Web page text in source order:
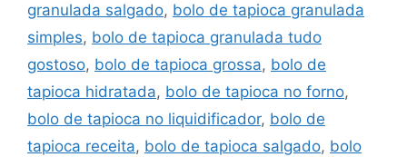
granulada salgado, bolo de tapioca granulada
simples, bolo de tapioca granulada tudo
gostoso, bolo de tapioca grossa, bolo de
tapioca hidratada, bolo de tapioca no forno,
bolo de tapioca no liquidificador, bolo de
tapioca receita, bolo de tapioca salgado, bolo